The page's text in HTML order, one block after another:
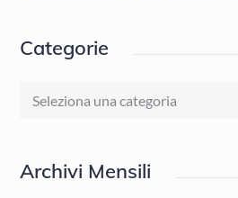
Categorie
Categorie
Archivi Mensili